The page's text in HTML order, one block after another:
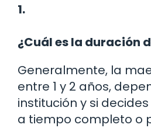
1.
¿Cuál es la duración
Generalmente, la
entre 1 y 2 años,
institución y si
a tiempo completo o